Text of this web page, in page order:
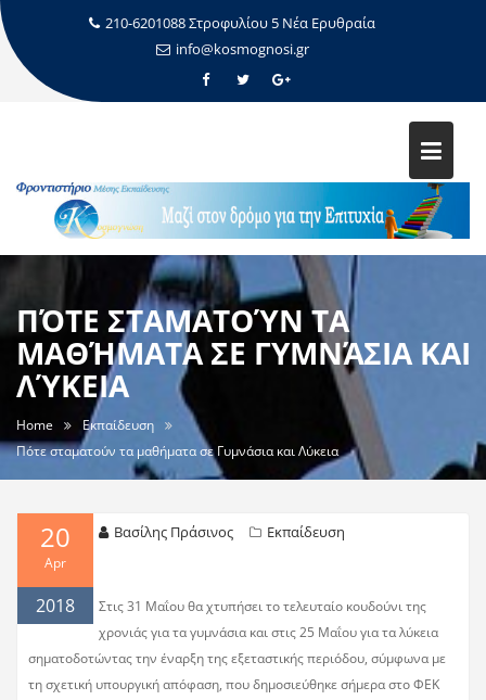
210-6201088 Στροφυλίου 5 Νέα Ερυθραία
info@kosmognosi.gr
ΠΌΤΕ ΣΤΑΜΑΤΟΎΝ ΤΑ
ΜΑΘΉΜΑΤΑ ΣΕ ΓΥΜΝΆΣΙΑ ΚΑΙ
ΛΎΚΕΙΑ
Home
Εκπαίδευση
Πότε σταματούν τα μαθήματα σε Γυμνάσια και Λύκεια
20
Apr
2018
Βασίλης Πράσινος Εκπαίδευση
Στις 31 Μαΐου θα χτυπήσει το τελευταίο κουδούνι της
χρονιάς για τα γυμνάσια και στις 25 Μαΐου για τα λύκεια
σηματοδοτώντας την έναρξη της εξεταστικής περιόδου, σύμφωνα με
τη σχετική υπουργική απόφαση, που δημοσιεύθηκε σήμερα στο ΦΕΚ